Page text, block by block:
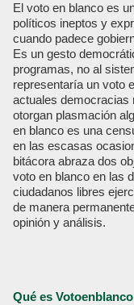
El voto en blanco es
políticos ineptos y
cuando padece
Es un gesto
programas, no al
representaría un voto
actuales democracias
otorgan plasmación
en blanco es una
en las escasas
bitácora abraza dos
voto en blanco en las
ciudadanos libres
de manera
opinión y análisis.
Qué es